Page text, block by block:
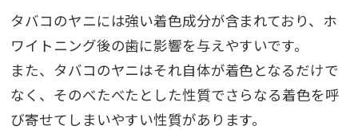
タバコのヤニには強い着色成分が含まれており、ホ
ワイトニング後の歯に影響を与えやすいです。
また、タバコのヤニはそれ自体が着色となるだけで
なく、そのべたべたとした性質でさらなる着色を呼
び寄せてしまいやすい性質があります。